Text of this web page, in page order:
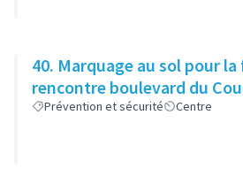
40. Marquage au sol pour
rencontre boulevard du
Prévention et sécurité Centre